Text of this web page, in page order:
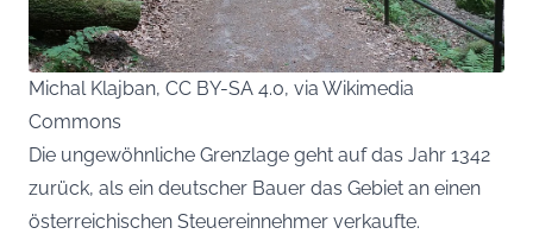
Michal Klajban, CC BY-SA 4.0, via Wikimedia
Commons
Die ungewöhnliche Grenzlage geht auf das Jahr 1342
zurück, als ein deutscher Bauer das Gebiet an einen
österreichischen Steuereinnehmer verkaufte.